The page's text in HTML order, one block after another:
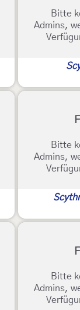
Bitte
Admins,
Bitte
Admins,
Bitte
Admins,